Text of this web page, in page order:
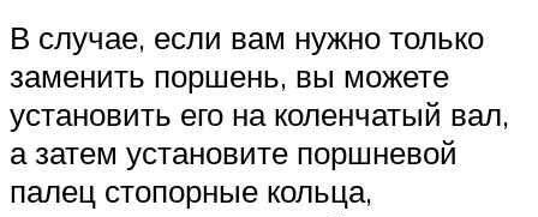
В случае, если вам нужно только
заменить поршень, вы можете
установить его на коленчатый вал,
а затем установите поршневой
палец стопорные кольца,